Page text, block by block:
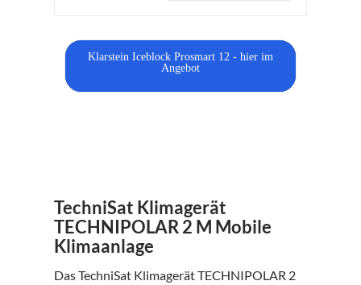
Klarstein Iceblock Prosmart 12 - hier im
Angebot
TechniSat Klimagerät
TECHNIPOLAR 2 M Mobile
Klimaanlage
Das TechniSat Klimagerät TECHNIPOLAR 2